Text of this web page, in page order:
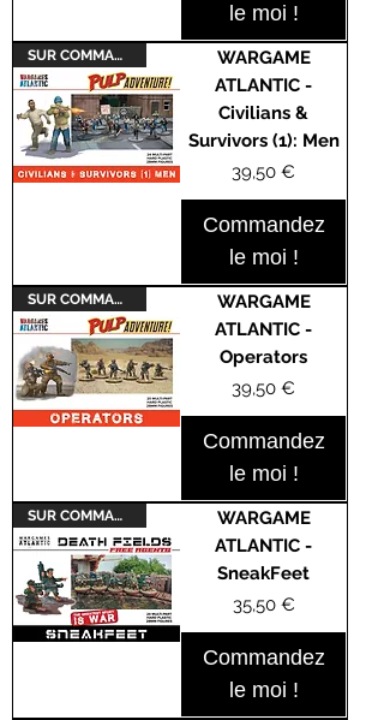
le moi !
SUR COMMANDE
WARGAME
ATLANTIC -
Civilians &
Survivors (1): Men
Prix
39,50 €
Commandez
le moi !
SUR COMMANDE
WARGAME
ATLANTIC -
Operators
Prix
39,50 €
Commandez
le moi !
SUR COMMANDE
WARGAME
ATLANTIC -
SneakFeet
Prix
35,50 €
Commandez
le moi !